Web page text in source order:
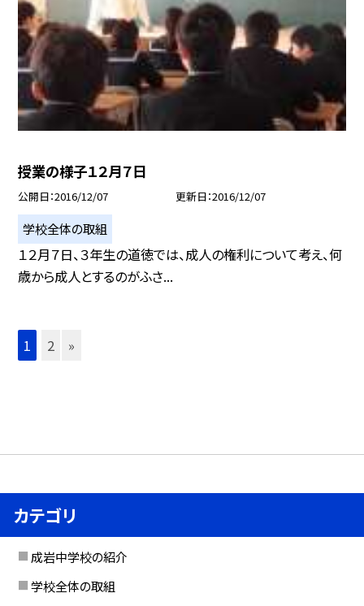
授業の様子１２月７日
公開日 2016/12/07 更新日 2016/12/07
学校全体の取組
１２月７日、３年生の道徳では、成人の権利について考え、何
歳から成人とするのがふさ...
1 2 »
カテゴリ
成岩中学校の紹介
学校全体の取組